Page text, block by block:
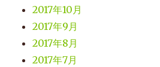
2017年10月
2017年9月
2017年8月
2017年7月